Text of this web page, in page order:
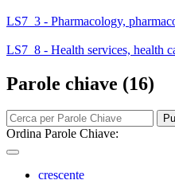
LS7_3 - Pharmacology,
LS7_8 - Health services, health
Parole chiave (16)
Ordina Parole Chiave:
crescente